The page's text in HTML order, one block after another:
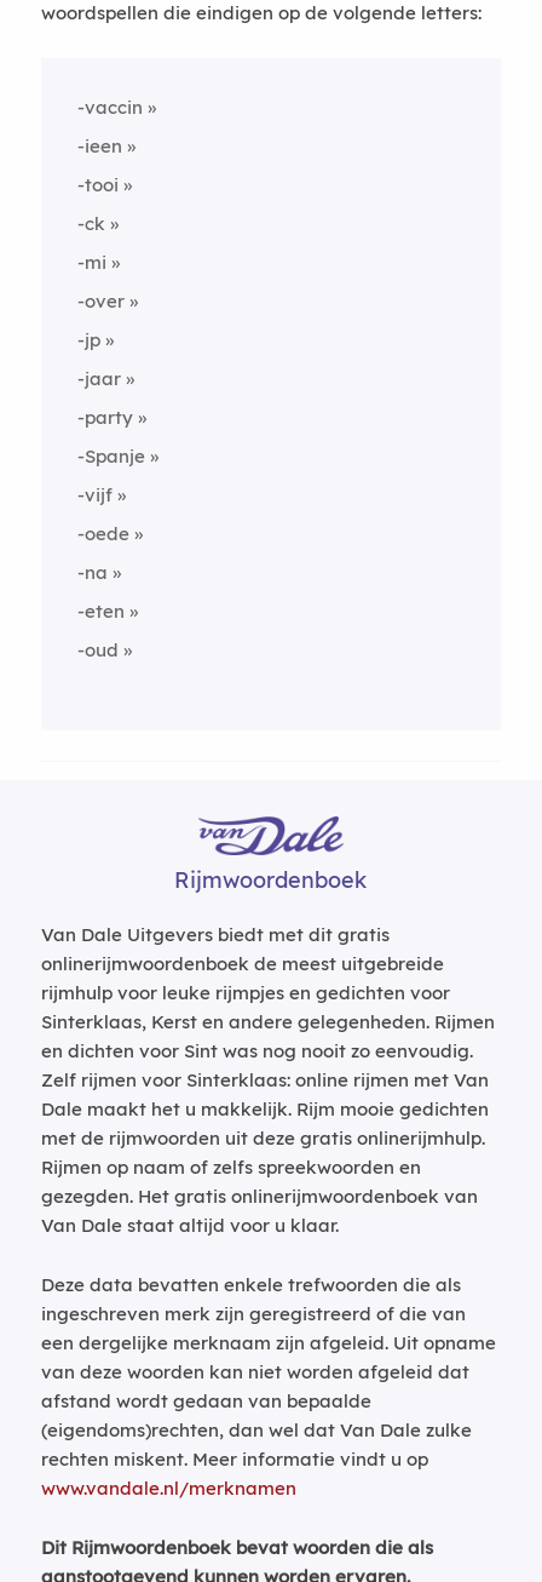
woordspellen die eindigen op de volgende letters:
-vaccin
-ieen
-tooi
-ck
-mi
-over
-jp
-jaar
-party
-Spanje
-vijf
-oede
-na
-eten
-oud
Rijmwoordenboek
Van Dale Uitgevers biedt met dit gratis
onlinerijmwoordenboek de meest uitgebreide
rijmhulp voor leuke rijmpjes en gedichten voor
Sinterklaas, Kerst en andere gelegenheden. Rijmen
en dichten voor Sint was nog nooit zo eenvoudig.
Zelf rijmen voor Sinterklaas: online rijmen met Van
Dale maakt het u makkelijk. Rijm mooie gedichten
met de rijmwoorden uit deze gratis onlinerijmhulp.
Rijmen op naam of zelfs spreekwoorden en
gezegden. Het gratis onlinerijmwoordenboek van
Van Dale staat altijd voor u klaar.
Deze data bevatten enkele trefwoorden die als
ingeschreven merk zijn geregistreerd of die van
een dergelijke merknaam zijn afgeleid. Uit opname
van deze woorden kan niet worden afgeleid dat
afstand wordt gedaan van bepaalde
(eigendoms)rechten, dan wel dat Van Dale zulke
rechten miskent. Meer informatie vindt u op
www.vandale.nl/merknamen
Dit Rijmwoordenboek bevat woorden die als
aanstootgevend kunnen worden ervaren.